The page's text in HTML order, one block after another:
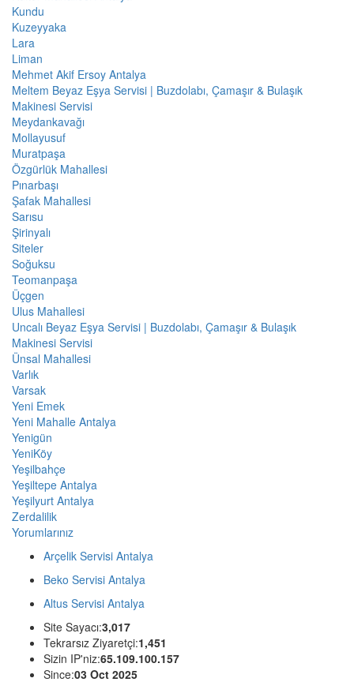
Kundu
Kuzeyyaka
Lara
Liman
Mehmet Akif Ersoy Antalya
Meltem Beyaz Eşya Servisi | Buzdolabı, Çamaşır & Bulaşık
Makinesi Servisi
Meydankavağı
Mollayusuf
Muratpaşa
Özgürlük Mahallesi
Pınarbaşı
Şafak Mahallesi
Sarısu
Şirinyalı
Siteler
Soğuksu
Teomanpaşa
Üçgen
Ulus Mahallesi
Uncalı Beyaz Eşya Servisi | Buzdolabı, Çamaşır & Bulaşık
Makinesi Servisi
Ünsal Mahallesi
Varlık
Varsak
Yeni Emek
Yeni Mahalle Antalya
Yenigün
YeniKöy
Yeşilbahçe
Yeşiltepe Antalya
Yeşilyurt Antalya
Zerdalilik
Yorumlarınız
Arçelik Servisi Antalya
Beko Servisi Antalya
Altus Servisi Antalya
Site Sayacı:3,017
Tekrarsız Ziyaretçi:1,451
Sizin IP'niz:65.109.100.157
Since:03 Oct 2025